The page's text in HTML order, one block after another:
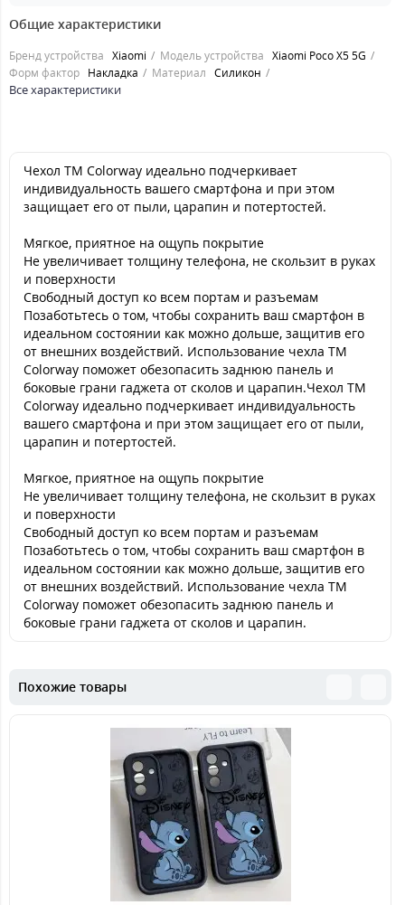
Общие характеристики
Бренд устройства Xiaomi Модель устройства Xiaomi Poco X5 5G
Форм фактор Накладка Материал Силикон
Все характеристики
Чехол ТМ Colorway идеально подчеркивает
индивидуальность вашего смартфона и при этом
защищает его от пыли, царапин и потертостей.
Мягкое, приятное на ощупь покрытие
Не увеличивает толщину телефона, не скользит в руках
и поверхности
Свободный доступ ко всем портам и разъемам
Позаботьтесь о том, чтобы сохранить ваш смартфон в
идеальном состоянии как можно дольше, защитив его
от внешних воздействий. Использование чехла ТМ
Colorway поможет обезопасить заднюю панель и
боковые грани гаджета от сколов и царапин.Чехол ТМ
Colorway идеально подчеркивает индивидуальность
вашего смартфона и при этом защищает его от пыли,
царапин и потертостей.
Мягкое, приятное на ощупь покрытие
Не увеличивает толщину телефона, не скользит в руках
и поверхности
Свободный доступ ко всем портам и разъемам
Позаботьтесь о том, чтобы сохранить ваш смартфон в
идеальном состоянии как можно дольше, защитив его
от внешних воздействий. Использование чехла ТМ
Colorway поможет обезопасить заднюю панель и
боковые грани гаджета от сколов и царапин.
Похожие товары